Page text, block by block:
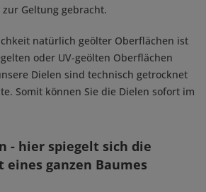
Geltung gebracht.
natürlich geölter Oberflächen ist
oder UV-geölten Oberflächen
Dielen sind technisch getrocknet
Somit können Sie die Dielen sofort im
- hier spiegelt sich die
ganzen Baumes